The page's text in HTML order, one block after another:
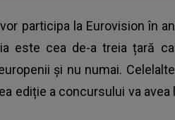
participa la Eurovision în
este cea de-a treia țară
și nu numai.
ediție a concursului va avea